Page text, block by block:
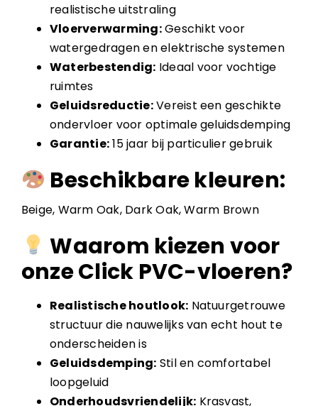
realistische uitstraling
Vloerverwarming:Geschikt voor
watergedragen en elektrische systemen
Waterbestendig: Ideaal voor vochtige
ruimtes
Geluidsreductie:Vereist een geschikte
ondervloer voor optimale geluidsdemping
Garantie:15 jaar bij particulier gebruik
Beschikbare kleuren:
Beige, Warm Oak, Dark Oak, Warm Brown
Waarom kiezen voor
onze Click PVC-vloeren?
Realistische houtlook: Natuurgetrouwe
structuur die nauwelijks van echt hout te
onderscheiden is
Geluidsdemping: Stil en comfortabel
loopgeluid
Onderhoudsvriendelijk: Krasvast,